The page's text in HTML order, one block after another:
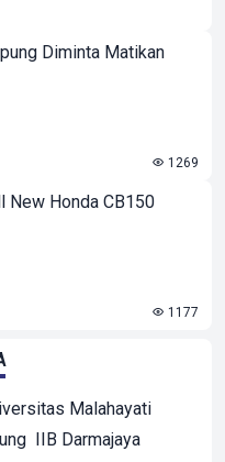
Diminta Matikan
1269
New Honda CB150
1177
Malahayati
IIB Darmajaya